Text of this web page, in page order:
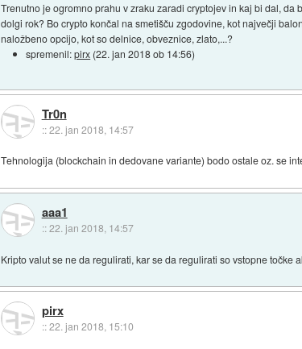
Trenutno je ogromno prahu v zraku zaradi cryptojev in kaj bi dal,
dolgi rok? Bo crypto končal na smetišču zgodovine, kot največji
naložbeno opcijo, kot so delnice, obveznice, zlato,...?
spremenil:pirx (22. jan 2018 ob 14:56)
Tr0n
::22. jan 2018, 14:57
Tehnologija (blockchain in dedovane variante) bodo ostale oz. se
aaa1
::22. jan 2018, 14:57
Kripto valut se ne da regulirati, kar se da regulirati so vstopne točke
pirx
::22. jan 2018, 15:10